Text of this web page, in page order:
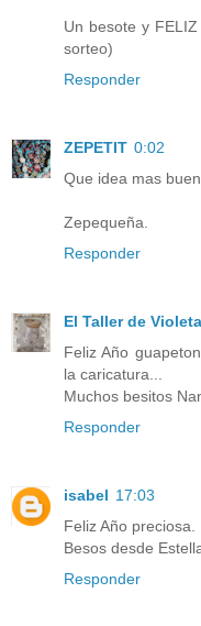
Un besote y
sorteo)
Responder
ZEPETIT 0:02
Que idea mas
Zepequeña.
Responder
El Taller de Violeta
Feliz Año
la caricatura...
Muchos besitos
Responder
isabel 17:03
Feliz Año
Besos desde
Responder